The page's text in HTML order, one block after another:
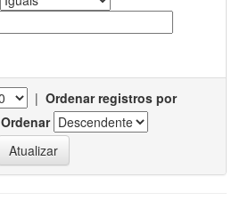
| Ordenar registros por
Ordenar